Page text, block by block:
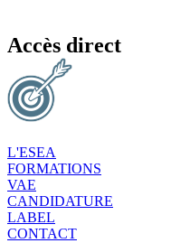
Accès direct
L'ESEA
FORMATIONS
VAE
CANDIDATURE
LABEL
CONTACT